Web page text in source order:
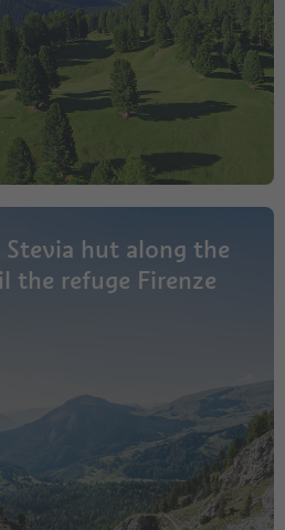
hut along the
the refuge Firenze